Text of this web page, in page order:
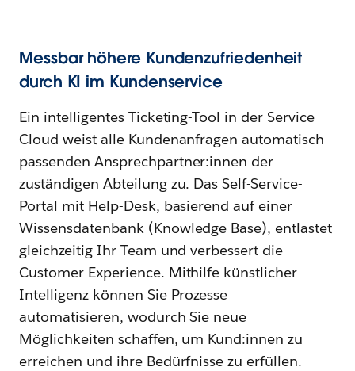
Messbar höhere Kundenzufriedenheit
durch KI im Kundenservice
Ein intelligentes Ticketing-Tool in der Service
Cloud weist alle Kundenanfragen automatisch
passenden Ansprechpartner:innen der
zuständigen Abteilung zu. Das Self-Service-
Portal mit Help-Desk, basierend auf einer
Wissensdatenbank (Knowledge Base), entlastet
gleichzeitig Ihr Team und verbessert die
Customer Experience. Mithilfe künstlicher
Intelligenz können Sie Prozesse
automatisieren, wodurch Sie neue
Möglichkeiten schaffen, um Kund:innen zu
erreichen und ihre Bedürfnisse zu erfüllen.